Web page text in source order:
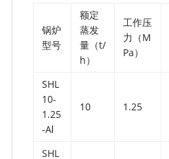
锅炉
型号
额定
蒸发
量（t/
h）
工作压
力（M
Pa）
SHL
10-
1.25
-AⅠ
10 1.25
SHL